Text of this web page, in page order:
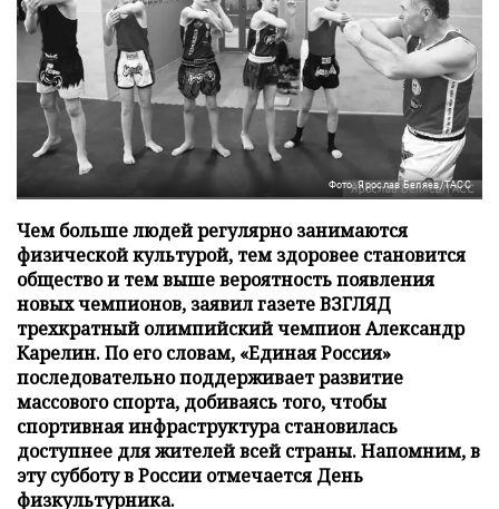
Фото: Ярослав Беляев/ТАСС
Чем больше людей регулярно занимаются
физической культурой, тем здоровее становится
общество и тем выше вероятность появления
новых чемпионов, заявил газете ВЗГЛЯД
трехкратный олимпийский чемпион Александр
Карелин. По его словам, «Единая Россия»
последовательно поддерживает развитие
массового спорта, добиваясь того, чтобы
спортивная инфраструктура становилась
доступнее для жителей всей страны. Напомним, в
эту субботу в России отмечается День
физкультурника.